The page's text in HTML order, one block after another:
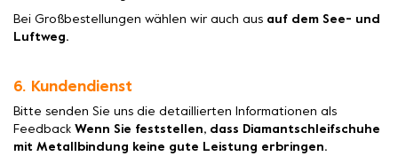
Bei Großbestellungen wählen wir auch aus auf dem See- und
Luftweg.
6. Kundendienst
Bitte senden Sie uns die detaillierten Informationen als
Feedback Wenn Sie feststellen, dass Diamantschleifschuhe
mit Metallbindung keine gute Leistung erbringen.